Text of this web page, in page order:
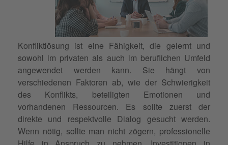
Konfliktlösung ist eine Fähigkeit, die gelernt und
sowohl im privaten als auch im beruflichen Umfeld
angewendet werden kann. Sie hängt von
verschiedenen Faktoren ab, wie der Schwierigkeit
des Konflikts, beteiligten Emotionen und
vorhandenen Ressourcen. Es sollte zuerst der
direkte und respektvolle Dialog gesucht werden.
Wenn nötig, sollte man nicht zögern, professionelle